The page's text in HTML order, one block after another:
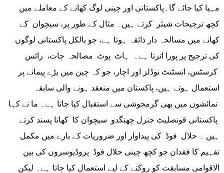
مہیا کیا جائے گا۔پاکستانی اور چینی لوگ کھانے کے معاملے میں
کچھ ترجیحات شیئر کرتے ہیں۔ مثال کے طور پر، سیچوان کے
کھانے میں مسالحہ دار ذائقہ ہوتا ہے، جو بالکل پاکستانی لوگوں
کی ترجیح پر پورا اترتا ہے۔ ہاٹ پوٹ مصالحہ جات، رائس
کرسٹس، انسٹنٹ نوڈلز اور اچار، جو کہ چین میں بڑے پیمانے پر
استعمال ہوتے ہیں، پاکستان میں منعقد ہونے والی سابقہ
نمائشوں میں بھی گرمجوشی سے استقبال کیا جاتا ہے۔ ما نے کہا
پاکستانی قونصلیٹ جنرل چھنگدو سیچوان کا کھانا پسند کرتے
ہیں ۔ حلال فوڈ کی پیداوار اور ضروریات کے بارے میں مکمل
تفہیم کا فقدان جو کچھ چینی حلال فوڈ پروڈیوسروں کی بین
الاقوامی مسابقت کو روکنے کے لیے استعمال کیا جاتا ہے۔ لیکن